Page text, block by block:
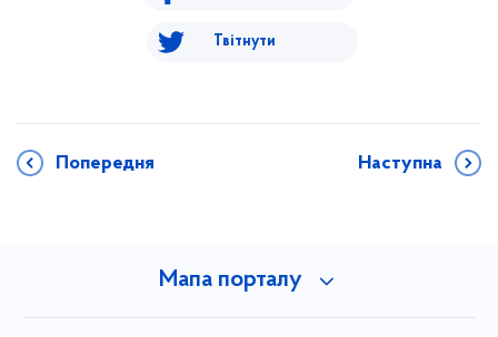
Твітнути
Попередня Наступна
Мапа порталу